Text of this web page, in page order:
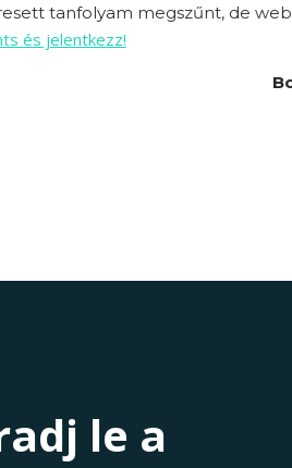
tanfolyam megszűnt, de
és jelentkezz!
le a